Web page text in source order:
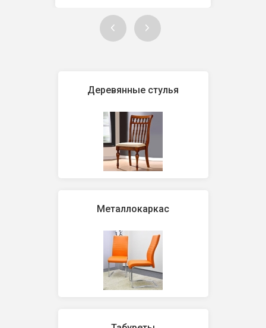
Деревянные стулья
Металлокаркас